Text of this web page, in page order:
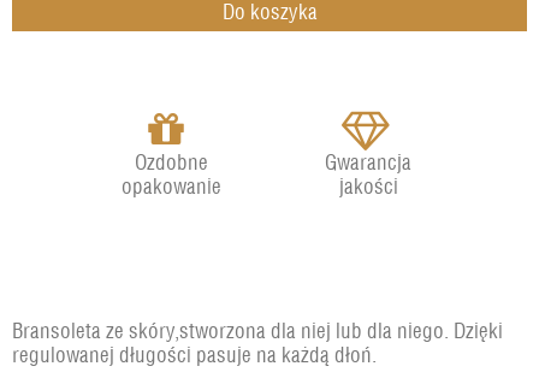
Ozdobne
opakowanie
Gwarancja
jakości
Bransoleta ze skóry,stworzona dla niej lub dla niego. Dzięki
regulowanej długości pasuje na każdą dłoń.